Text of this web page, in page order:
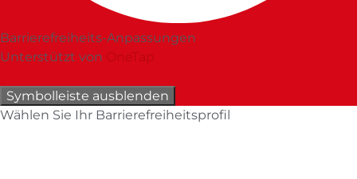
Barrierefreiheits-Anpassungen
Unterstützt von OneTap
Symbolleiste ausblenden
Wählen Sie Ihr Barrierefreiheitsprofil